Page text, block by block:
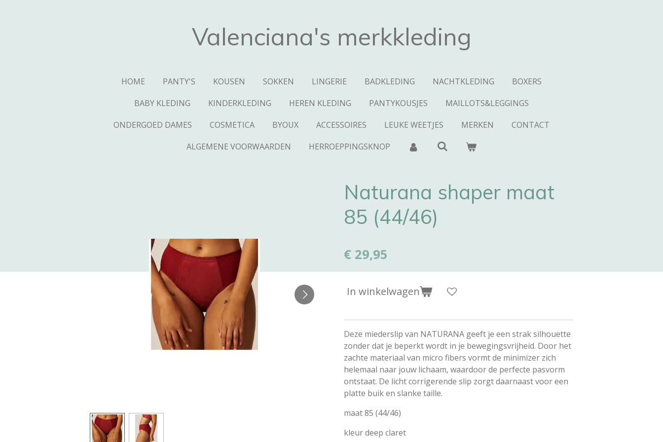
Valenciana's merkkleding
HOME PANTY'S KOUSEN SOKKEN LINGERIE BADKLEDING NACHTKLEDING
BOXERS
BABY KLEDING
KINDERKLEDING HEREN KLEDING PANTYKOUSJES
MAILLOTS&LEGGINGS
ONDERGOED DAMES
COSMETICA BYOUX ACCESSOIRES LEUKE WEETJES MERKEN
CONTACT
ALGEMENE VOORWAARDEN
HERROEPPINGSKNOP
Naturana shaper maat
85 (44/46)
€ 29,95
In winkelwagen
Deze miederslip van NATURANA geeft je een strak silhouette
zonder dat je beperkt wordt in je bewegingsvrijheid. Door het
zachte materiaal van micro fibers vormt de minimizer zich
helemaal naar jouw lichaam, waardoor de perfecte pasvorm
ontstaat. De licht corrigerende slip zorgt daarnaast voor een
platte buik en slanke taille.
maat 85 (44/46)
kleur deep claret